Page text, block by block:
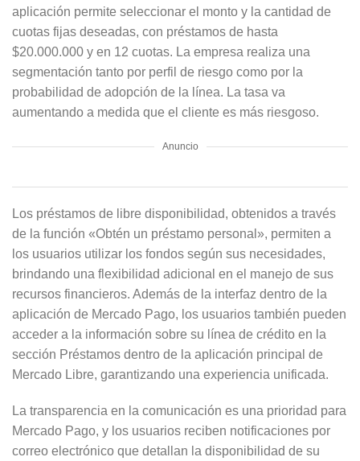
aplicación permite seleccionar el monto y la cantidad de
cuotas fijas deseadas, con préstamos de hasta
$20.000.000 y en 12 cuotas. La empresa realiza una
segmentación tanto por perfil de riesgo como por la
probabilidad de adopción de la línea. La tasa va
aumentando a medida que el cliente es más riesgoso.
Anuncio
Los préstamos de libre disponibilidad, obtenidos a través
de la función «Obtén un préstamo personal», permiten a
los usuarios utilizar los fondos según sus necesidades,
brindando una flexibilidad adicional en el manejo de sus
recursos financieros. Además de la interfaz dentro de la
aplicación de Mercado Pago, los usuarios también pueden
acceder a la información sobre su línea de crédito en la
sección Préstamos dentro de la aplicación principal de
Mercado Libre, garantizando una experiencia unificada.
La transparencia en la comunicación es una prioridad para
Mercado Pago, y los usuarios reciben notificaciones por
correo electrónico que detallan la disponibilidad de su